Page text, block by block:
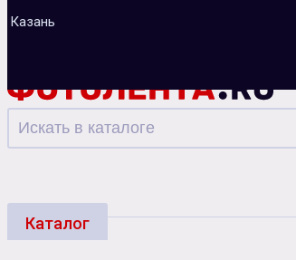
Казань
Каталог